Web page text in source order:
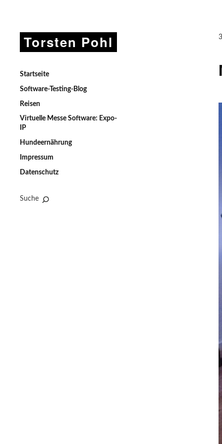
Torsten Pohl
Startseite
Software-Testing-Blog
Reisen
Virtuelle Messe Software: Expo-
IP
Hundeernährung
Impressum
Datenschutz
Suche